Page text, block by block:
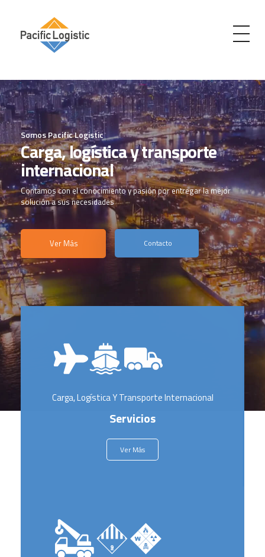
Somos Pacific Logistic
Carga, logística y transporte
internacional
Contamos con el conocimiento y pasión por entregar la mejor
solución a sus necesidades
Ver Más Contacto
Carga, Logística Y Transporte Internacional
Servicios
Ver Más